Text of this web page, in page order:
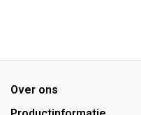
Over ons